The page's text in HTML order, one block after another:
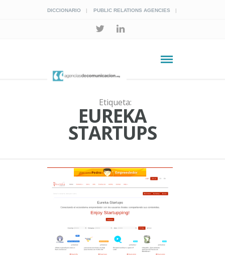
DICCIONARIO PUBLIC RELATIONS AGENCIES
Etiqueta:
EUREKA
STARTUPS